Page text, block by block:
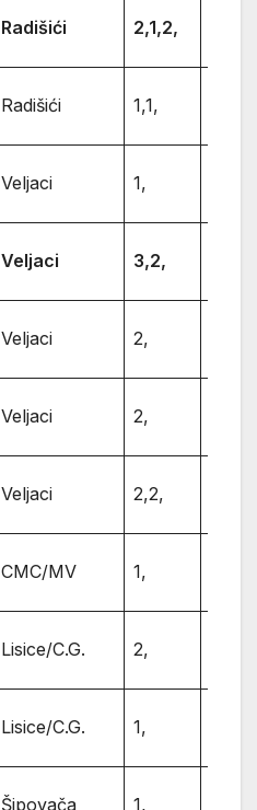
Radišići 2,1,2,
Radišići 1,1,
Veljaci 1,
Veljaci 3,2,
Veljaci 2,
Veljaci 2,
Veljaci 2,2,
CMC/MV 1,
Lisice/C.G. 2,
Lisice/C.G. 1,
Šipovača 1,